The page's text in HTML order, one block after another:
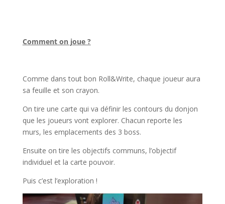
Comment on joue ?
Comme dans tout bon Roll&Write, chaque joueur aura
sa feuille et son crayon.
On tire une carte qui va définir les contours du donjon
que les joueurs vont explorer. Chacun reporte les
murs, les emplacements des 3 boss.
Ensuite on tire les objectifs communs, l’objectif
individuel et la carte pouvoir.
Puis c’est l’exploration !